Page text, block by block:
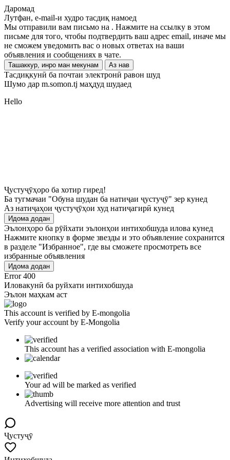
Даромад
Лутфан, e-mail-и худро тасдиқ намоед
Мы отправили вам письмо на . Нажмите на ссылку в этом
письме для того, чтобы подтвердить ваш адрес email, иначе мы
не сможем уведомить вас о новых ответах на ваши
объявления и сообщениях в чате.
Ташаккур, инро ман мекунам Аз нав
Тасдиқкунӣ ба почтаи электронӣ равон шуд
Шумо дар m.somon.tj маҳдуд шудаед
Hello
Ҷустуҷӯҳоро ба хотир гиред!
Ба тугмачаи "Обуна шудан ба натиҷаи ҷустуҷӯ" зер кунед
Аз натиҷаҳои ҷустуҷӯҳои худ натиҷагирӣ кунед
Идома додан
Эълонҳоро ба рӯйхати эълонҳои интихобшуда илова кунед
Нажмите кнопку в форме звезды и это объявление сохранится
в разделе "Избранное", где вы сможете просмотреть все
избранные объявления
Идома додан
Error 400
Иловакунӣ ба руйхати интихобшуда
Эълон маҳкам аст
This account is verified by E-mongolia
Verify your account by E-Mongolia
This account has a verified association with E-mongolia
Your ad will be marked as verified
Advertising will receive more attention and trust
Ҷустуҷӯ